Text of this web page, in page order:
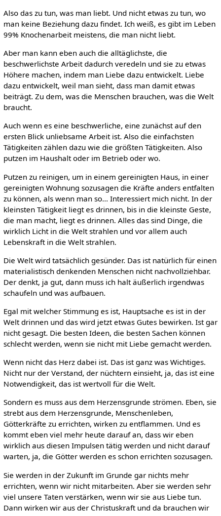
Also das zu tun, was man liebt. Und nicht etwas zu tun, wo
man keine Beziehung dazu findet. Ich weiß, es gibt im Leben
99% Knochenarbeit meistens, die man nicht liebt.
Aber man kann eben auch die alltäglichste, die
beschwerlichste Arbeit dadurch veredeln und sie zu etwas
Höhere machen, indem man Liebe dazu entwickelt. Liebe
dazu entwickelt, weil man sieht, dass man damit etwas
beiträgt. Zu dem, was die Menschen brauchen, was die Welt
braucht.
Auch wenn es eine beschwerliche, eine zunächst auf den
ersten Blick unliebsame Arbeit ist. Also die einfachsten
Tätigkeiten zählen dazu wie die größten Tätigkeiten. Also
putzen im Haushalt oder im Betrieb oder wo.
Putzen zu reinigen, um in einem gereinigten Haus, in einer
gereinigten Wohnung sozusagen die Kräfte anders entfalten
zu können, als wenn man so... Interessiert mich nicht. In der
kleinsten Tätigkeit liegt es drinnen, bis in die kleinste Geste,
die man macht, liegt es drinnen. Alles das sind Dinge, die
wirklich Licht in die Welt strahlen und vor allem auch
Lebenskraft in die Welt strahlen.
Die Welt wird tatsächlich gesünder. Das ist natürlich für einen
materialistisch denkenden Menschen nicht nachvollziehbar.
Der denkt, ja gut, dann muss ich halt äußerlich irgendwas
schaufeln und was aufbauen.
Egal mit welcher Stimmung es ist, Hauptsache es ist in der
Welt drinnen und das wird jetzt etwas Gutes bewirken. Ist gar
nicht gesagt. Die besten Ideen, die besten Sachen können
schlecht werden, wenn sie nicht mit Liebe gemacht werden.
Wenn nicht das Herz dabei ist. Das ist ganz was Wichtiges.
Nicht nur der Verstand, der nüchtern einsieht, ja, das ist eine
Notwendigkeit, das ist wertvoll für die Welt.
Sondern es muss aus dem Herzensgrunde strömen. Eben, sie
strebt aus dem Herzensgrunde, Menschenleben,
Götterkräfte zu errichten, wirken zu entflammen. Und es
kommt eben viel mehr heute darauf an, dass wir eben
wirklich aus diesen Impulsen tätig werden und nicht darauf
warten, ja, die Götter werden es schon errichten sozusagen.
Sie werden in der Zukunft im Grunde gar nichts mehr
errichten, wenn wir nicht mitarbeiten. Aber sie werden sehr
viel unsere Taten verstärken, wenn wir sie aus Liebe tun.
Dann wirken wir aus der Christuskraft und da brauchen wir